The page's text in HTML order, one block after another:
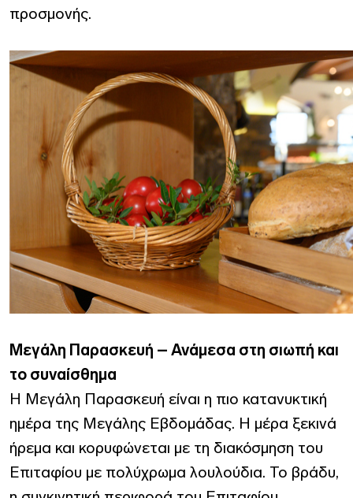
προσμονής.
Μεγάλη Παρασκευή – Ανάμεσα στη σιωπή και
το συναίσθημα
Η Μεγάλη Παρασκευή είναι η πιο κατανυκτική
ημέρα της Μεγάλης Εβδομάδας. Η μέρα ξεκινά
ήρεμα και κορυφώνεται με τη διακόσμηση του
Επιταφίου με πολύχρωμα λουλούδια. Το βράδυ,